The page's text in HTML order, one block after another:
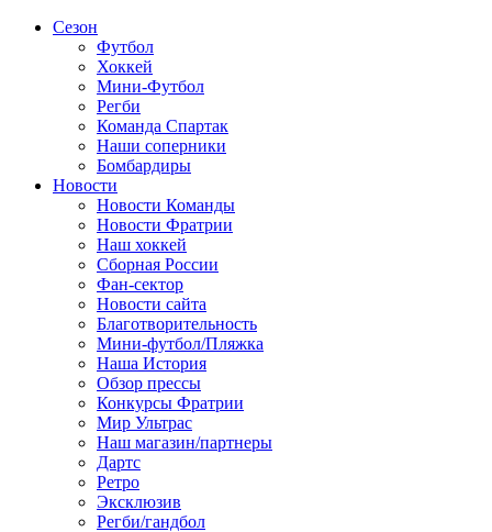
Сезон
Футбол
Хоккей
Мини-Футбол
Регби
Команда Спартак
Наши соперники
Бомбардиры
Новости
Новости Команды
Новости Фратрии
Наш хоккей
Сборная России
Фан-cектор
Новости сайта
Благотворительность
Мини-футбол/Пляжка
Наша История
Обзор прессы
Конкурсы Фратрии
Мир Ультрас
Наш магазин/партнеры
Дартс
Ретро
Эксклюзив
Регби/гандбол